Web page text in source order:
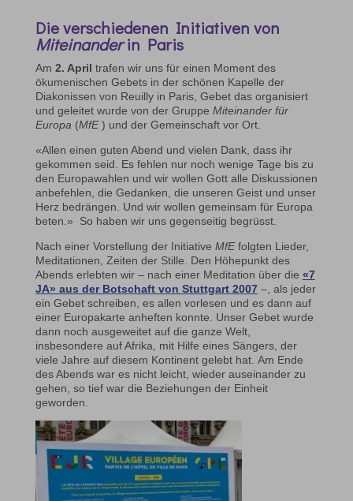
Die verschiedenen Initiativen von
Miteinanderin Paris
Am 2. April trafen wir uns für einen Moment des
ökumenischen Gebets in der schönen Kapelle der
Diakonissen von Reuilly in Paris, Gebet das organisiert
und geleitet wurde von der Gruppe Miteinander für
Europa (MfE) und der Gemeinschaft vor Ort.
«Allen einen guten Abend und vielen Dank, dass ihr
gekommen seid. Es fehlen nur noch wenige Tage bis zu
den Europawahlen und wir wollen Gott alle Diskussionen
anbefehlen, die Gedanken, die unseren Geist und unser
Herz bedrängen. Und wir wollen gemeinsam für Europa
beten.» So haben wir uns gegenseitig begrüsst.
Nach einer Vorstellung der Initiative MfEfolgten Lieder,
Meditationen, Zeiten der Stille. Den Höhepunkt des
Abends erlebten wir – nach einer Meditation über die «7
JA» aus der Botschaft von Stuttgart 2007 –, als jeder
ein Gebet schreiben, es allen vorlesen und es dann auf
einer Europakarte anheften konnte. Unser Gebet wurde
dann noch ausgeweitet auf die ganze Welt,
insbesondere auf Afrika, mit Hilfe eines Sängers, der
viele Jahre auf diesem Kontinent gelebt hat. Am Ende
des Abends war es nicht leicht, wieder auseinander zu
gehen, so tief war die Beziehungen der Einheit
geworden.